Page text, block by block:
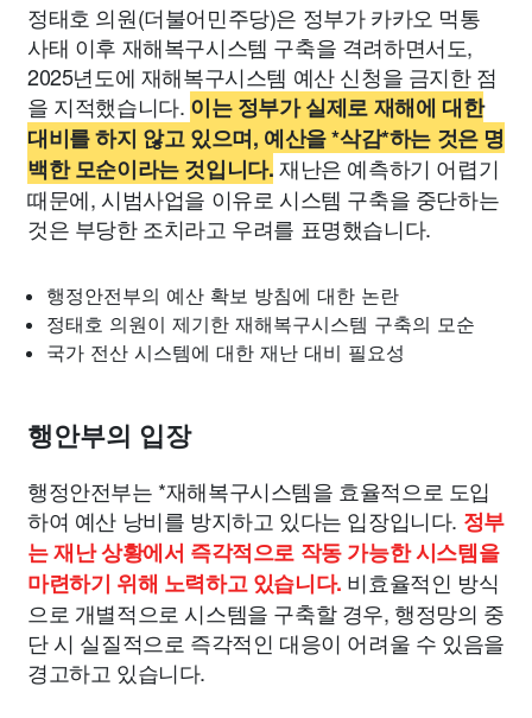
정태호 의원(더불어민주당)은 정부가 카카오 먹통
사태 이후 재해복구시스템 구축을 격려하면서도,
2025년도에 재해복구시스템 예산 신청을 금지한 점
을 지적했습니다. 이는 정부가 실제로 재해에 대한
대비를 하지 않고 있으며, 예산을 *삭감*하는 것은 명
백한 모순이라는 것입니다.재난은 예측하기 어렵기
때문에, 시범사업을 이유로 시스템 구축을 중단하는
것은 부당한 조치라고 우려를 표명했습니다.
행정안전부의 예산 확보 방침에 대한 논란
정태호 의원이 제기한 재해복구시스템 구축의 모순
국가 전산 시스템에 대한 재난 대비 필요성
행안부의 입장
행정안전부는 *재해복구시스템을 효율적으로 도입
하여 예산 낭비를 방지하고 있다는 입장입니다. 정부
는 재난 상황에서 즉각적으로 작동 가능한 시스템을
마련하기 위해 노력하고 있습니다. 비효율적인 방식
으로 개별적으로 시스템을 구축할 경우, 행정망의 중
단 시 실질적으로 즉각적인 대응이 어려울 수 있음을
경고하고 있습니다.